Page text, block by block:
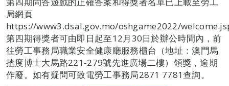
局網頁
https://www3.dsal.gov.mo/oshgame2022/
第四期得獎者可由即日起至12月30日於辦公時間內，前
往勞工事務局職業安全健康廳服務櫃台（地址：澳門馬
揸度博士大馬路221-279號先進廣場二樓）領獎，逾期
作廢。如有疑問可致電勞工事務局2871 7781查詢。